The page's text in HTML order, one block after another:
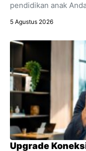
pendidikan anak
asuransi penyakit
5 Agustus 2026
Upgrade